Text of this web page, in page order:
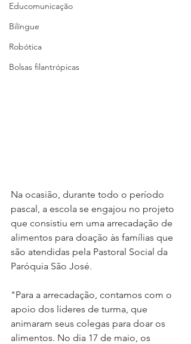
Educomunicação
Bilíngue
Robótica
Bolsas filantrópicas
Na ocasião, durante todo o período
pascal, a escola se engajou no projeto
que consistiu em uma arrecadação de
alimentos para doação às famílias que
são atendidas pela Pastoral Social da
Paróquia São José.
"Para a arrecadação, contamos com o
apoio dos líderes de turma, que
animaram seus colegas para doar os
alimentos. No dia 17 de maio, os